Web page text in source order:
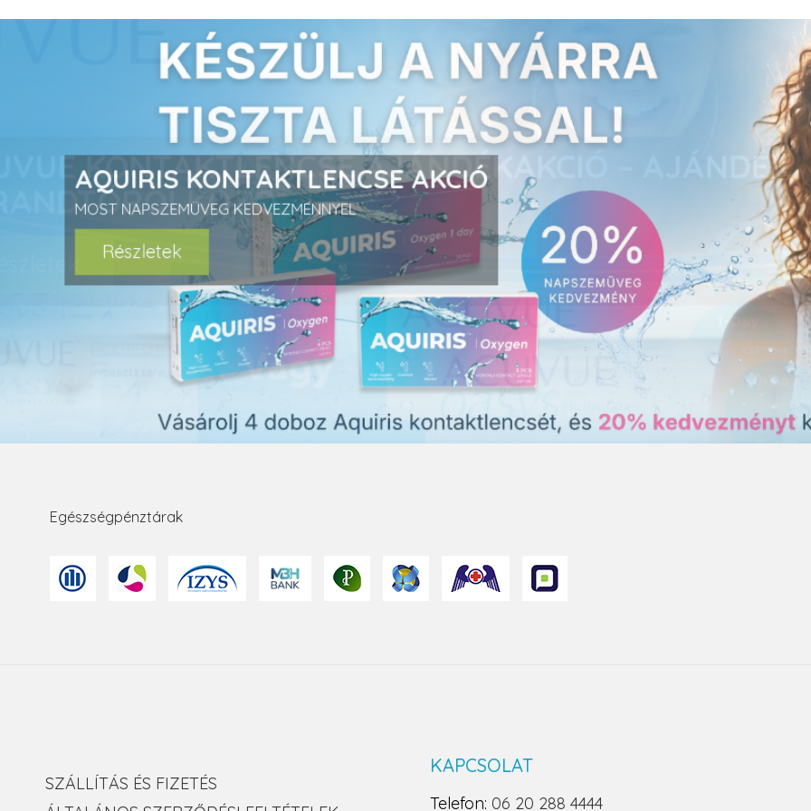
AQUIRIS KONTAKTLENCSE AKCIÓ
MOST NAPSZEMÜVEG KEDVEZMÉNNYEL
Részletek
Egészségpénztárak
SZÁLLÍTÁS ÉS FIZETÉS
KAPCSOLAT
Telefon: 06 20 288 4444